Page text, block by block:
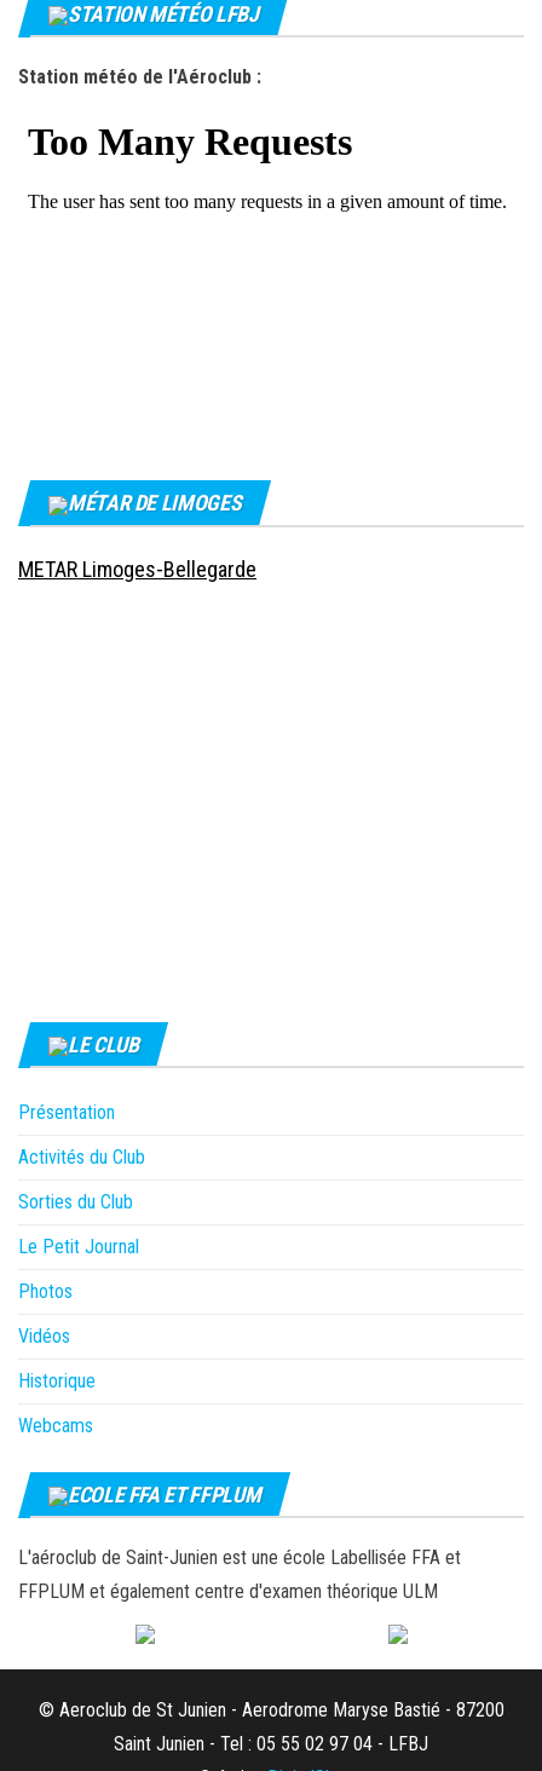
STATION MÉTÉO LFBJ
Station météo de l'Aéroclub :
MÉTAR DE LIMOGES
METAR Limoges-Bellegarde
LE CLUB
Présentation
Activités du Club
Sorties du Club
Le Petit Journal
Photos
Vidéos
Historique
Webcams
ECOLE FFA ET FFPLUM
L'aéroclub de Saint-Junien est une école Labellisée FFA et
FFPLUM et également centre d'examen théorique ULM
© Aeroclub de St Junien - Aerodrome Maryse Bastié - 87200
Saint Junien - Tel : 05 55 02 97 04 - LFBJ